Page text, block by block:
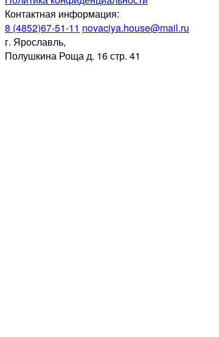
Контактная информация:
8 (4852)67-51-11 novaciya.house@mail.ru
г. Ярославль,
Полушкина Роща д. 16 стр. 41